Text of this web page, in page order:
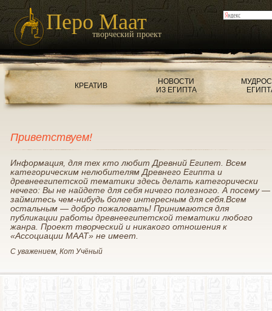
Перо Маат
творческий проект
КРЕАТИВ
НОВОСТИ
ИЗ ЕГИПТА
Приветствуем!
Информация, для тех кто любит Древний Египет. Всем
категорическим нелюбителям Древнего Египта и
древнеегипетской тематики здесь делать категорически
нечего: Вы не найдете для себя ничего полезного. А посему —
займитесь чем-нибудь более интересным для себя.Всем
остальным — добро пожаловать! Принимаются для
публикации работы древнеегипетской тематики любого
жанра. Проект творческий и никакого отношения к
«Ассоциации МААТ» не имеет.
С уважением, Кот Учёный